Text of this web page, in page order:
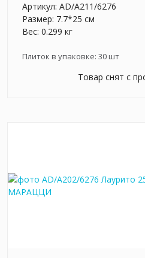
Артикул: AD/A211/6276
Размер: 7.7*25 см
Вес: 0.299 кг
Плиток в упаковке: 30шт
Товар снят с